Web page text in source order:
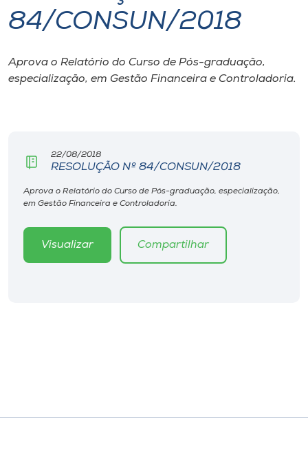
I.nova
Diplomados
CPA
Biblioteca
Editora
84/CONSUN/2018
Aprova o Relatório do Curso de Pós-graduação,
especialização, em Gestão Financeira e Controladoria.
22/08/2018
RESOLUÇÃO Nº 84/CONSUN/2018
Aprova o Relatório do Curso de Pós-graduação, especialização,
em Gestão Financeira e Controladoria.
Visualizar Compartilhar